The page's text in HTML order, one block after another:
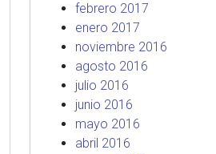
febrero 2017
enero 2017
noviembre 2016
agosto 2016
julio 2016
junio 2016
mayo 2016
abril 2016